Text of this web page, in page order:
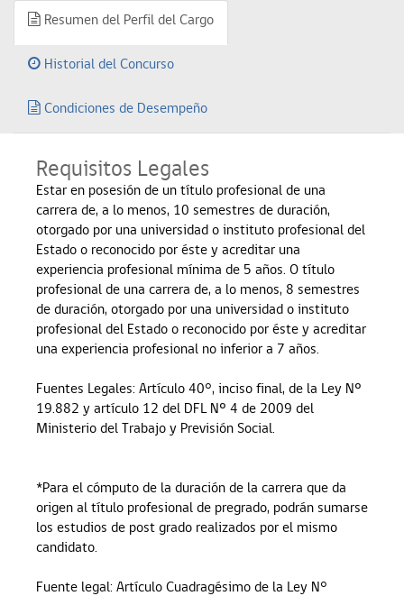
Resumen del Perfil del Cargo
Historial del Concurso
Condiciones de Desempeño
Requisitos Legales
Estar en posesión de un título profesional de una
carrera de, a lo menos, 10 semestres de duración,
otorgado por una universidad o instituto profesional del
Estado o reconocido por éste y acreditar una
experiencia profesional mínima de 5 años. O título
profesional de una carrera de, a lo menos, 8 semestres
de duración, otorgado por una universidad o instituto
profesional del Estado o reconocido por éste y acreditar
una experiencia profesional no inferior a 7 años.
Fuentes Legales: Artículo 40°, inciso final, de la Ley Nº
19.882 y artículo 12 del DFL Nº 4 de 2009 del
Ministerio del Trabajo y Previsión Social.
*Para el cómputo de la duración de la carrera que da
origen al título profesional de pregrado, podrán sumarse
los estudios de post grado realizados por el mismo
candidato.
Fuente legal: Artículo Cuadragésimo de la Ley N°